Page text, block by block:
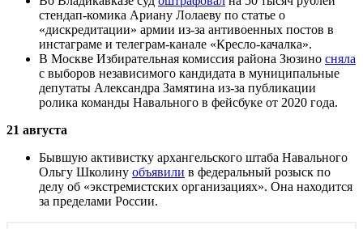
стендап-комика Ариану Лолаеву по статье о
«дискредитации» армии из-за антивоенных постов в
инстаграме и телеграм-канале «Кресло-качалка».
В Москве Избирательная комиссия района Зюзино сняла
с выборов независимого кандидата в муниципальные
депутаты Александра Замятина из-за публикации
ролика команды Навального в фейсбуке от 2020 года.
21 августа
Бывшую активистку архангельского штаба Навального
Ольгу Школину объявили в федеральный розыск по
делу об «экстремистских организациях». Она находится
за пределами России.